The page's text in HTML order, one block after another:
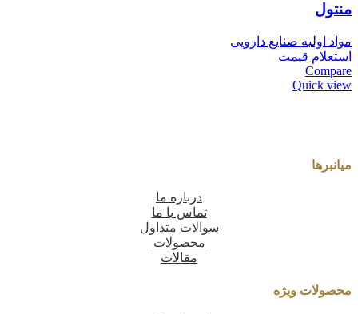
منتول
مواد اولیه صنایع دارویی
استعلام قیمت
Compare
Quick view
میانبرها
درباره ما
تماس با ما
سوالات متداول
محصولات
مقالات
محصولات ویژه